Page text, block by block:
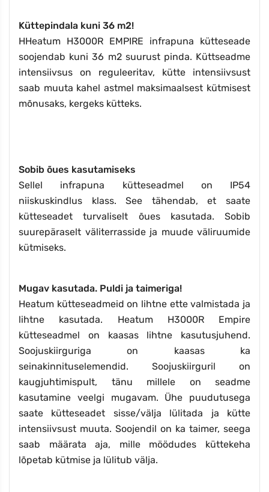
Küttepindala kuni 36 m2!
HHeatum H3000R EMPIRE infrapuna kütteseade
soojendab kuni 36 m2 suurust pinda. Küttseadme
intensiivsus on reguleeritav, kütte intensiivsust
saab muuta kahel astmel maksimaalsest kütmisest
mõnusaks, kergeks kütteks.
Sobib õues kasutamiseks
Sellel infrapuna kütteseadmel on IP54
niiskuskindlus klass. See tähendab, et saate
kütteseadet turvaliselt õues kasutada. Sobib
suurepäraselt väliterrasside ja muude väliruumide
kütmiseks.
Mugav kasutada. Puldi ja taimeriga!
Heatum kütteseadmeid on lihtne ette valmistada ja
lihtne kasutada. Heatum H3000R Empire
kütteseadmel on kaasas lihtne kasutusjuhend.
Soojuskiirguriga on kaasas ka
seinakinnituselemendid. Soojuskiirguril on
kaugjuhtimispult, tänu millele on seadme
kasutamine veelgi mugavam. Ühe puudutusega
saate kütteseadet sisse/välja lülitada ja kütte
intensiivsust muuta. Soojendil on ka taimer, seega
saab määrata aja, mille möödudes küttekeha
lõpetab kütmise ja lülitub välja.